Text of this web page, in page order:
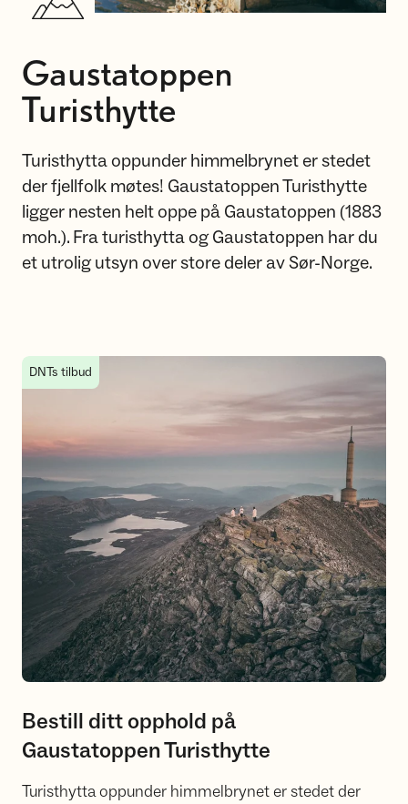
Gaustatoppen
Turisthytte
Turisthytta oppunder himmelbrynet er stedet
der fjellfolk møtes! Gaustatoppen Turisthytte
ligger nesten helt oppe på Gaustatoppen (1883
moh.). Fra turisthytta og Gaustatoppen har du
et utrolig utsyn over store deler av Sør-Norge.
Bestill ditt opphold på Gaustatoppen Turisthytte
DNTs tilbud
Bestill ditt opphold på
Gaustatoppen Turisthytte
Turisthytta oppunder himmelbrynet er stedet der